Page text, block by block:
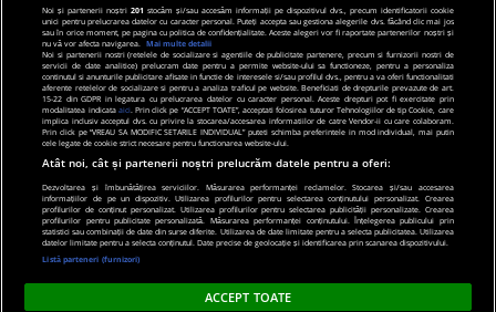
© 2019 PRO TV S.R.L |Politica de Cookie|Politica
de confidentialitate
Noi și partenerii noștri201 stocăm și/sau accesăm informații pe dispozitivul dvs., precum identificatorii cookie
unici pentru prelucrarea datelor cu caracter personal. Puteți accepta sau gestiona alegerile dvs. făcând clic mai jos
sau în orice moment, pe pagina cu politica de confidențialitate. Aceste alegeri vor fi raportate partenerilor noștri și
nu vă vor afecta navigarea.
Mai multe detalii
Noi si partenerii nostri (retelele de socializare si agentiile de publicitate partenere, precum si furnizorii nostri de
servicii de date analitice) prelucram date pentru a permite website-ului sa functioneze, pentru a personaliza
continutul si anunturile publicitare afisate in functie de interesele si/sau profilul dvs., pentru a va oferi functionalitati
aferente retelelor de socializare si pentru a analiza traficul pe website. Beneficiati de drepturile prevazute de art.
15-22 din GDPR in legatura cu prelucrarea datelor cu caracter personal. Aceste drepturi pot fi exercitate prin
modalitatea indicata aici. Prin click pe “ACCEPT TOATE”, acceptati folosirea tuturor Tehnologiilor de tip Cookie, care
implica inclusiv acceptul dvs. cu privire la stocarea/accesarea informatiilor de catre Vendor-ii cu care colaboram.
Prin click pe “VREAU SA MODIFIC SETARILE INDIVIDUAL” puteti schimba preferintele in mod individual, mai putin
cele legate de cookie strict necesare pentru functionarea website-ului.
Atât noi, cât și partenerii noștri prelucrăm datele pentru a oferi:
Dezvoltarea și îmbunătățirea serviciilor. Măsurarea performanței reclamelor. Stocarea și/sau accesarea
informațiilor de pe un dispozitiv. Utilizarea profilurilor pentru selectarea conținutului personalizat. Crearea
profilurilor de conținut personalizat. Utilizarea profilurilor pentru selectarea publicității personalizate. Crearea
profilurilor pentru publicitate personalizată. Măsurarea performanței conținutului. Înțelegerea publicului prin
statistici sau combinații de date din surse diferite. Utilizarea de date limitate pentru a selecta publicitatea. Utilizarea
datelor limitate pentru a selecta conținutul. Date precise de geolocație și identificarea prin scanarea dispozitivului.
Listă parteneri (furnizori)
ACCEPT TOATE